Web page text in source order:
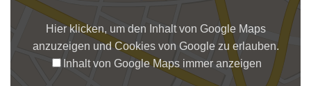
Hier klicken, um den Inhalt von Google Maps
anzuzeigen und Cookies von Google zu erlauben.
Inhalt von Google Maps immer anzeigen